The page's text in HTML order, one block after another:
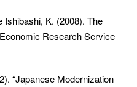
K. (2008). The
Research Service
“Japanese Modernization